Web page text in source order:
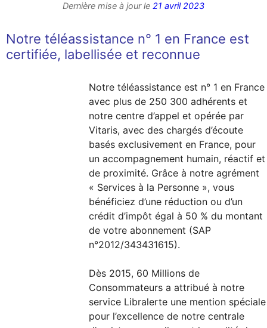
Dernière mise à jour le 21 avril 2023
Notre téléassistance n° 1 en France est
certifiée, labellisée et reconnue
Notre téléassistance est n° 1 en France
avec plus de 250 300 adhérents et
notre centre d’appel et opérée par
Vitaris, avec des chargés d’écoute
basés exclusivement en France, pour
un accompagnement humain, réactif et
de proximité. Grâce à notre agrément
« Services à la Personne », vous
bénéficiez d’une réduction ou d’un
crédit d’impôt égal à 50 % du montant
de votre abonnement (SAP
n°2012/343431615).
Dès 2015, 60 Millions de
Consommateurs a attribué à notre
service Libralerte une mention spéciale
pour l’excellence de notre centrale